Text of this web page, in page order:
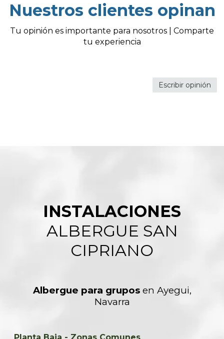
Nuestros clientes opinan
Tu opinión es importante para nosotros | Comparte
tu experiencia
Escribir opinión
INSTALACIONES
ALBERGUE SAN
CIPRIANO
Albergue para gruposen Ayegui,
Navarra